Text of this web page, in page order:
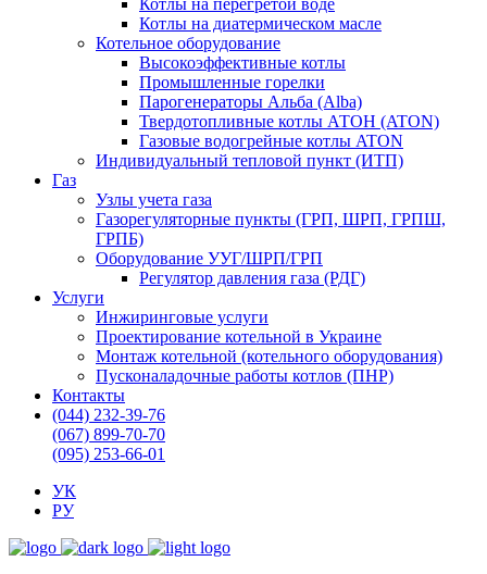
Котлы на перегретой воде
Котлы на диатермическом масле
Котельное оборудование
Высокоэффективные котлы
Промышленные горелки
Парогенераторы Альба (Alba)
Твердотопливные котлы АТОН (ATON)
Газовые водогрейные котлы ATON
Индивидуальный тепловой пункт (ИТП)
Газ
Узлы учета газа
Газорегуляторные пункты (ГРП, ШРП, ГРПШ,
ГРПБ)
Оборудование УУГ/ШРП/ГРП
Регулятор давления газа (РДГ)
Услуги
Инжиринговые услуги
Проектирование котельной в Украине
Монтаж котельной (котельного оборудования)
Пусконаладочные работы котлов (ПНР)
Контакты
(044) 232-39-76
(067) 899-70-70
(095) 253-66-01
УК
РУ